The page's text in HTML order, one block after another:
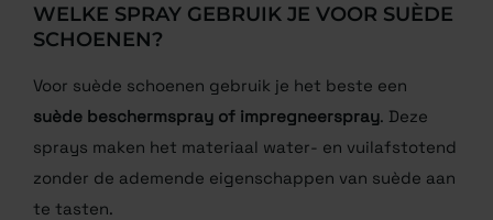
WELKE SPRAY GEBRUIK JE VOOR SUÈDE
SCHOENEN?
Voor suède schoenen gebruik je het beste een
suède beschermspray of impregneerspray. Deze
sprays maken het materiaal water- en vuilafstotend
zonder de ademende eigenschappen van suède aan
te tasten.